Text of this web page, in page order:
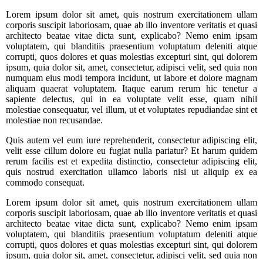
Lorem ipsum dolor sit amet, quis nostrum exercitationem ullam
corporis suscipit laboriosam, quae ab illo inventore veritatis et quasi
architecto beatae vitae dicta sunt, explicabo? Nemo enim ipsam
voluptatem, qui blanditiis praesentium voluptatum deleniti atque
corrupti, quos dolores et quas molestias excepturi sint, qui dolorem
ipsum, quia dolor sit, amet, consectetur, adipisci velit, sed quia non
numquam eius modi tempora incidunt, ut labore et dolore magnam
aliquam quaerat voluptatem. Itaque earum rerum hic tenetur a
sapiente delectus, qui in ea voluptate velit esse, quam nihil
molestiae consequatur, vel illum, ut et voluptates repudiandae sint et
molestiae non recusandae.
Quis autem vel eum iure reprehenderit, consectetur adipiscing elit,
velit esse cillum dolore eu fugiat nulla pariatur? Et harum quidem
rerum facilis est et expedita distinctio, consectetur adipiscing elit,
quis nostrud exercitation ullamco laboris nisi ut aliquip ex ea
commodo consequat.
Lorem ipsum dolor sit amet, quis nostrum exercitationem ullam
corporis suscipit laboriosam, quae ab illo inventore veritatis et quasi
architecto beatae vitae dicta sunt, explicabo? Nemo enim ipsam
voluptatem, qui blanditiis praesentium voluptatum deleniti atque
corrupti, quos dolores et quas molestias excepturi sint, qui dolorem
ipsum, quia dolor sit, amet, consectetur, adipisci velit, sed quia non